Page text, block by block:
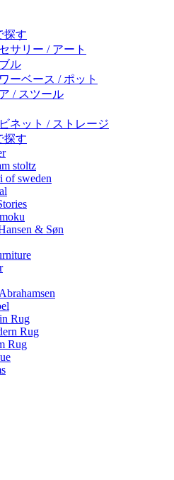
探す
サリー / アート
ル
ーベース / ポット
/ スツール
ネット / ストレージ
探す
stoltz
of sweden
& Søn
Rug
Rug
Rug